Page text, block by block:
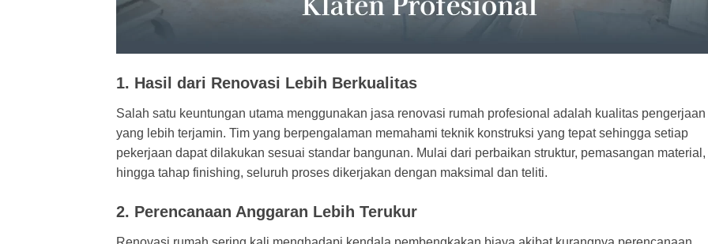
1. Hasil dari Renovasi Lebih Berkualitas
Salah satu keuntungan utama menggunakan jasa renovasi rumah profesional adalah kualitas pengerjaan
yang lebih terjamin. Tim yang berpengalaman memahami teknik konstruksi yang tepat sehingga setiap
pekerjaan dapat dilakukan sesuai standar bangunan. Mulai dari perbaikan struktur, pemasangan material,
hingga tahap finishing, seluruh proses dikerjakan dengan maksimal dan teliti.
2. Perencanaan Anggaran Lebih Terukur